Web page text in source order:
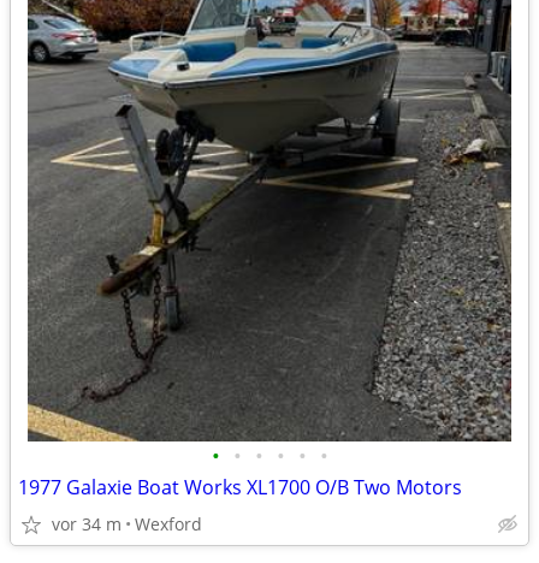
• • • • • •
1977 Galaxie Boat Works XL1700 O/B Two Motors
vor 34 m Wexford